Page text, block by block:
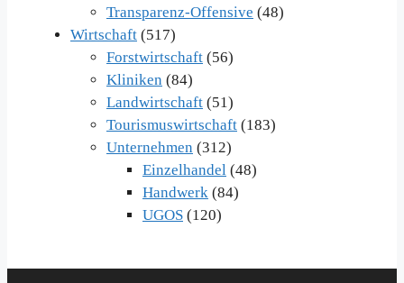
Transparenz-Offensive (48)
Wirtschaft (517)
Forstwirtschaft (56)
Kliniken (84)
Landwirtschaft (51)
Tourismuswirtschaft (183)
Unternehmen (312)
Einzelhandel (48)
Handwerk (84)
UGOS (120)